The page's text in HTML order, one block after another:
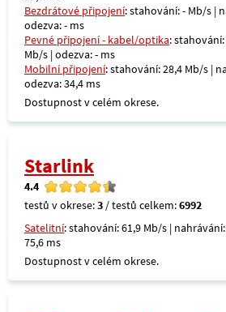
Bezdrátové připojení: stahování: - Mb/s |
odezva: - ms
Pevné připojení - kabel/optika:
Mb/s | odezva: - ms
Mobilní připojení: stahování: 28,4 Mb/s |
odezva: 34,4 ms
Dostupnost v celém okrese.
Starlink
4.4
testů v okrese:3 / testů celkem:6992
Satelitní: stahování: 61,9 Mb/s |
75,6 ms
Dostupnost v celém okrese.